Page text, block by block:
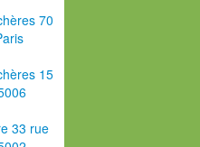
70
15
33 rue